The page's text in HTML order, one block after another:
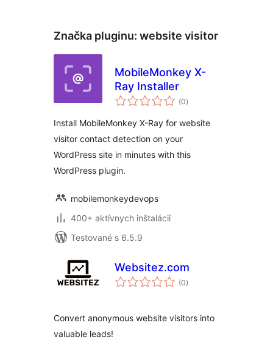
Značka pluginu: website visitor
MobileMonkey X-
Ray Installer
(0celkové
hodnotenie
)
Install MobileMonkey X-Ray for website
visitor contact detection on your
WordPress site in minutes with this
WordPress plugin.
mobilemonkeydevops
400+ aktívnych inštalácií
Testované s 6.5.9
Websitez.com
(0celkové
hodnotenie
)
Convert anonymous website visitors into
valuable leads!